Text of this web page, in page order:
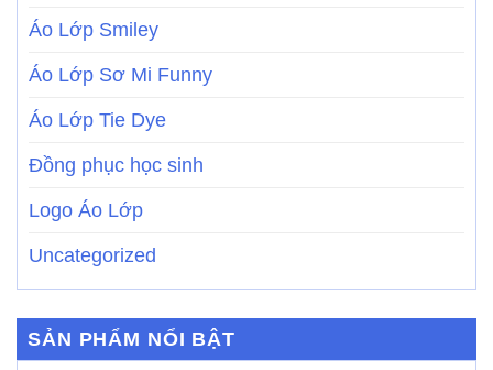
Áo Lớp Smiley
Áo Lớp Sơ Mi Funny
Áo Lớp Tie Dye
Đồng phục học sinh
Logo Áo Lớp
Uncategorized
SẢN PHẨM NỔI BẬT